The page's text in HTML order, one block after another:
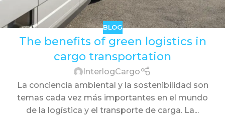
BLOG
The benefits of green logistics in
cargo transportation
InterlogCargo
La conciencia ambiental y la sostenibilidad son
temas cada vez más importantes en el mundo
de la logística y el transporte de carga. La...